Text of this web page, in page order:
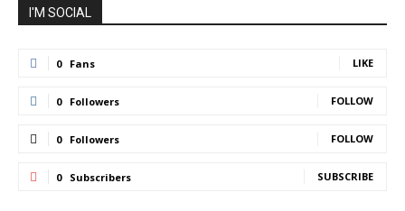
I'M SOCIAL
0 Fans LIKE
0 Followers FOLLOW
0 Followers FOLLOW
0 Subscribers SUBSCRIBE